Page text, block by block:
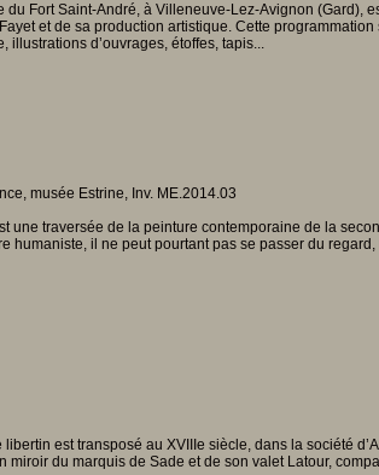
Fort Saint-André, à Villeneuve-Lez-Avignon
et de sa production artistique. Cette
d’ouvrages, étoffes, tapis...
une traversée de la peinture contemporaine de la
il ne peut pourtant pas se passer du
est transposé au XVIIIe siècle, dans la société
du marquis de Sade et de son valet Latour,